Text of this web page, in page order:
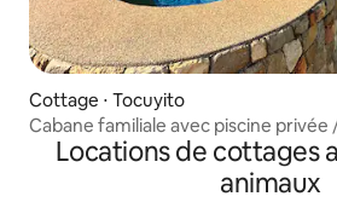
Cottage ⋅ Tocuyito
Cabane familiale avec piscine privée
Locations de cottages
animaux